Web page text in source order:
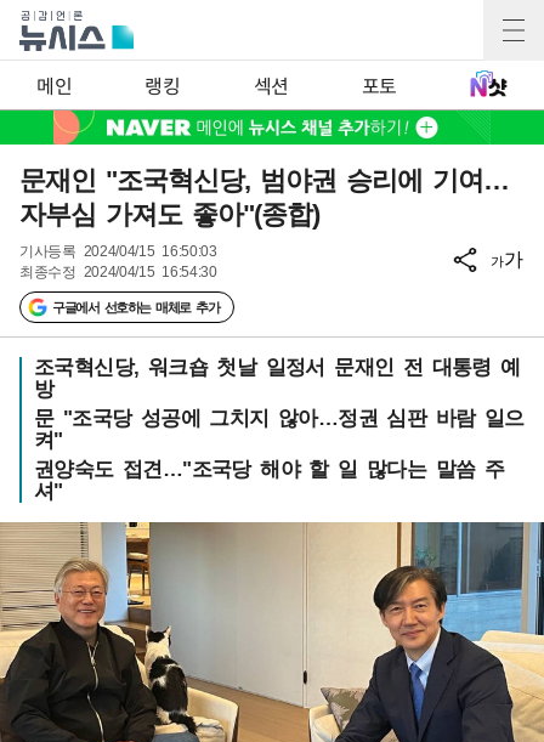
메인 랭킹 섹션 포토
문재인 "조국혁신당, 범야권 승리에 기여…
자부심 가져도 좋아"(종합)
기사등록 2024/04/15 16:50:03
최종수정 2024/04/15 16:54:30
구글에서 선호하는 매체로 추가
가가
조국혁신당, 워크숍 첫날 일정서 문재인 전 대통령 예
방
문 "조국당 성공에 그치지 않아…정권 심판 바람 일으
켜"
권양숙도 접견…"조국당 해야 할 일 많다는 말씀 주
셔"